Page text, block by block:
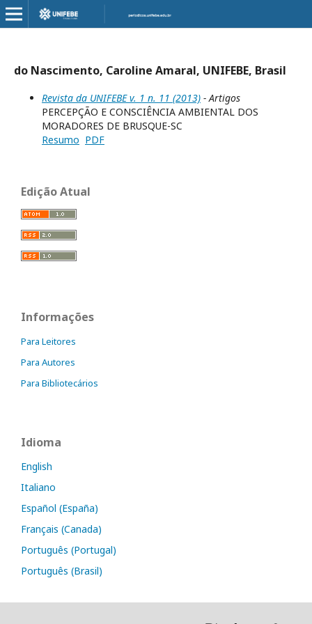
do Nascimento, Caroline Amaral, UNIFEBE, Brasil
Revista da UNIFEBE v. 1 n. 11 (2013) - Artigos
PERCEPÇÃO E CONSCIÊNCIA AMBIENTAL DOS
MORADORES DE BRUSQUE-SC
Resumo PDF
Edição Atual
Informações
Para Leitores
Para Autores
Para Bibliotecários
Idioma
English
Italiano
Español (España)
Français (Canada)
Português (Portugal)
Português (Brasil)